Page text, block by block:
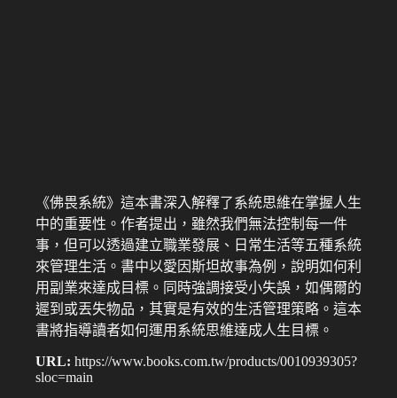
《佛畏系統》這本書深入解釋了系統思維在掌握人生
中的重要性。作者提出，雖然我們無法控制每一件
事，但可以透過建立職業發展、日常生活等五種系統
來管理生活。書中以愛因斯坦故事為例，說明如何利
用副業來達成目標。同時強調接受小失誤，如偶爾的
遲到或丟失物品，其實是有效的生活管理策略。這本
書將指導讀者如何運用系統思維達成人生目標。
URL: https://www.books.com.tw/products/0010939305?
sloc=main